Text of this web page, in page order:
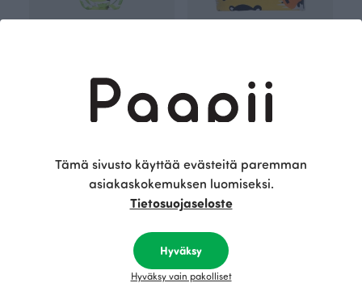
23.00 EUR
Tämä sivusto käyttää evästeitä paremman
asiakaskokemuksen luomiseksi.
Tietosuojaseloste
Hyväksy
Hyväksy vain pakolliset